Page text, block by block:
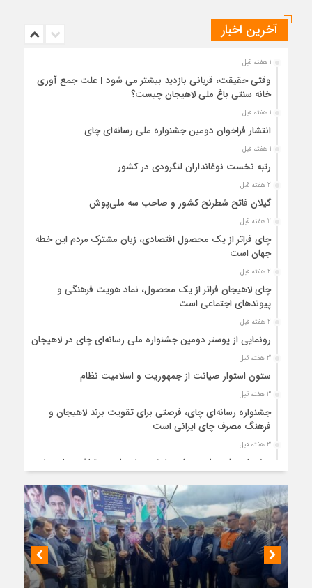
آخرین اخبار
1 هفته قبل
وقتی حقیقت، قربانی بازدید بیشتر می شود | علت جمع آوری
خانه سنتی باغ ملی لاهیجان چیست؟
1 هفته قبل
انتشار فراخوان دومین جشنواره ملی رسانه‌ای چای
1 هفته قبل
رتبه نخست نوغانداران لنگرودی در کشور
2 هفته قبل
گیلان فاتح شطرنج کشور و صاحب سه ملی‌پوش
2 هفته قبل
چای فراتر از یک محصول اقتصادی، زبان مشترک مردم این خطه با
جهان است
2 هفته قبل
چای لاهیجان فراتر از یک محصول، نماد هویت فرهنگی و
پیوندهای اجتماعی است
2 هفته قبل
رونمایی از پوستر دومین جشنواره ملی رسانه‌ای چای در لاهیجان
3 هفته قبل
ستون استوار صیانت از جمهوریت و اسلامیت نظام
3 هفته قبل
جشنواره رسانه‌ای چای، فرصتی برای تقویت برند لاهیجان و
فرهنگ مصرف چای ایرانی است
3 هفته قبل
جشنواره ملی چای، حمایت از لاهیجان یا هزینه‌تراشی برای چای
ایرانی!؟
4 هفته قبل
پیکر مطهر رهبر شهید انقلاب در حرم مطهر رضوی آرام گرفت
4 هفته قبل
پس از طواف تهران، قم و عتبات… اینک سلامِ آخر در آستان امام
رئوف
4 هفته قبل